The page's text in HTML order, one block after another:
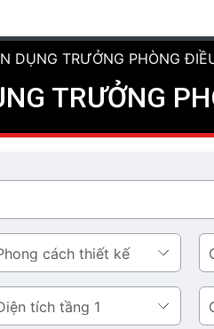
DỤNG TRƯỞNG PHÒNG
TRƯỞNG
/